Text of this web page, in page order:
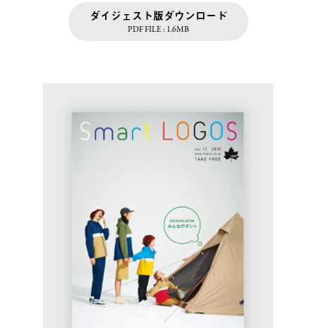
ダイジェスト版ダウンロード
PDF FILE : 1.6MB